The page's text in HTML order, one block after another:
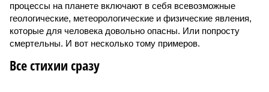
процессы на планете включают в себя всевозможные
геологические, метеорологические и физические явления,
которые для человека довольно опасны. Или попросту
смертельны. И вот несколько тому примеров.
Все стихии сразу